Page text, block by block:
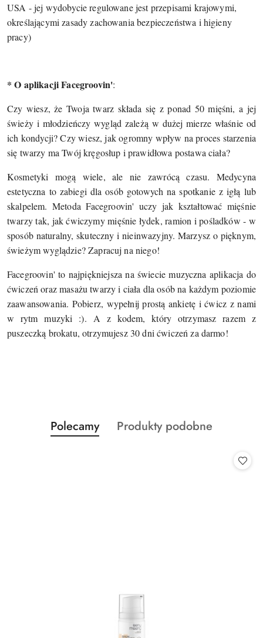
USA - jej wydobycie regulowane jest przepisami krajowymi,
określającymi zasady zachowania bezpieczeństwa i higieny
pracy)
* O aplikacji Facegroovin':
Czy wiesz, że Twoja twarz składa się z ponad 50 mięśni, a jej
świeży i młodzieńczy wygląd zależą w dużej mierze właśnie od
ich kondycji? Czy wiesz, jak ogromny wpływ na proces starzenia
się twarzy ma Twój kręgosłup i prawidłowa postawa ciała?
Kosmetyki mogą wiele, ale nie zawrócą czasu. Medycyna
estetyczna to zabiegi dla osób gotowych na spotkanie z igłą lub
skalpelem. Metoda Facegroovin' uczy jak kształtować mięśnie
twarzy tak, jak ćwiczymy mięśnie łydek, ramion i pośladków - w
sposób naturalny, skuteczny i nieinwazyjny. Marzysz o pięknym,
świeżym wyglądzie? Zapracuj na niego!
Facegroovin' to najpiękniejsza na świecie muzyczna aplikacja do
ćwiczeń oraz masażu twarzy i ciała dla osób na każdym poziomie
zaawansowania. Pobierz, wypełnij prostą ankietę i ćwicz z nami
w rytm muzyki :). A z kodem, który otrzymasz razem z
puszeczką brokatu, otrzymujesz 30 dni ćwiczeń za darmo!
Pomiń karuzelę produktów
Produkty
o
Polecamy
Produkty
Produkty podobne